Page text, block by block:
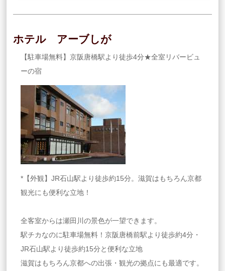
ホテル アーブしが
【駐車場無料】京阪唐橋駅より徒歩4分★全室リバービュ
ーの宿
*【外観】JR石山駅より徒歩約15分。滋賀はもちろん京都
観光にも便利な立地！
全客室からは瀬田川の景色が一望できます。
駅チカなのに駐車場無料！京阪唐橋前駅より徒歩約4分・
JR石山駅より徒歩約15分と便利な立地
滋賀はもちろん京都への出張・観光の拠点にも最適です。